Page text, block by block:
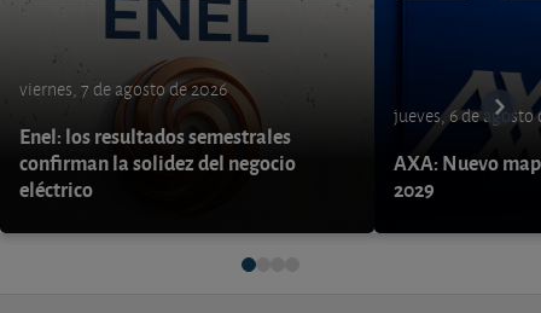
viernes, 7 de agosto de 2026
Enel: los resultados semestrales
confirman la solidez del negocio
eléctrico
jueves, 6 de agosto
AXA: Nuevo
2029